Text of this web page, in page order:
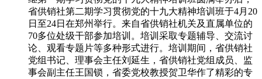
省供销社第二期学习贯彻党的十九大精神培训班于4月20
日至24日在郑州举行。来自省供销社机关及直属单位的
70多位处级干部参加培训。培训采取专题辅导、交流讨
论、观看专题片等多种形式进行。培训期间，省供销社
党组书记、理事会主任刘延生，省供销社党组成员、监
事会副主任王国锁，省委党校教授贺卫华作了精彩的专